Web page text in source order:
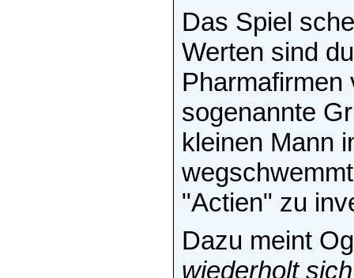
Das Spiel
Werten sind
Pharmafirmen
sogenannte
kleinen Mann
"Actien" zu
Dazu meint
wiederholt